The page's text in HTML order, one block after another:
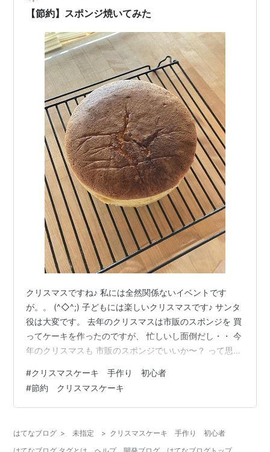
【節約】スポンジ焼いてみた
クリスマスですね♪ 私には全然関係ないイベントです
が。。 (^◇^;) 子どもには楽しいクリスマスです♪ サンタ
役は大変です。 去年のクリスマスは市販のスポンジを 買
ってケーキを作ったのですが、 忙しいし面倒だし・・ 今
年のクリスマスも 市販のスポンジでいいか〜？ って思っ
いだ行った時はあったのに・・ ( ；´Д｀) 仕方ないので
２０代の時ぶりに（笑） 作ってみることに。 ↓↓↓ メレ
ンゲを作るのが大変なのを 作りながら思い出しました
味しい！ 昔作ったスポンジはパサパサしてたの…
#クリスマスケーキ 手作り 初心者
#節約 クリスマスケーキ
はてなブログ > 未指定 > クリスマスケーキ 手作り 初心者